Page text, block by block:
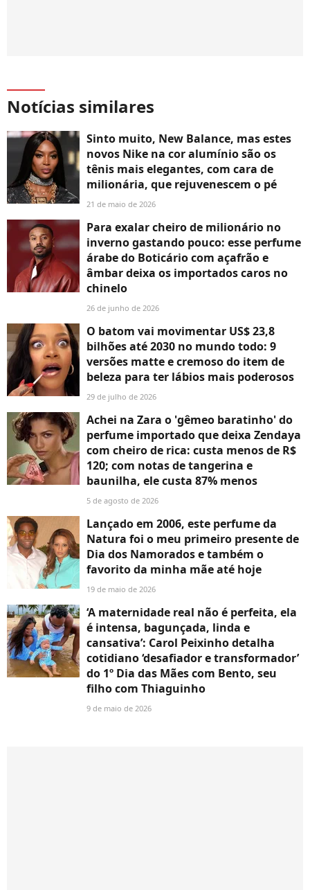
Notícias similares
Sinto muito, New Balance, mas estes
novos Nike na cor alumínio são os
tênis mais elegantes, com cara de
milionária, que rejuvenescem o pé
21 de maio de 2026
Para exalar cheiro de milionário no
inverno gastando pouco: esse perfume
árabe do Boticário com açafrão e
âmbar deixa os importados caros no
chinelo
26 de junho de 2026
O batom vai movimentar US$ 23,8
bilhões até 2030 no mundo todo: 9
versões matte e cremoso do item de
beleza para ter lábios mais poderosos
29 de julho de 2026
Achei na Zara o 'gêmeo baratinho' do
perfume importado que deixa Zendaya
com cheiro de rica: custa menos de R$
120; com notas de tangerina e
baunilha, ele custa 87% menos
5 de agosto de 2026
Lançado em 2006, este perfume da
Natura foi o meu primeiro presente de
Dia dos Namorados e também o
favorito da minha mãe até hoje
19 de maio de 2026
‘A maternidade real não é perfeita, ela
é intensa, bagunçada, linda e
cansativa’: Carol Peixinho detalha
cotidiano ‘desafiador e transformador’
do 1º Dia das Mães com Bento, seu
filho com Thiaguinho
9 de maio de 2026